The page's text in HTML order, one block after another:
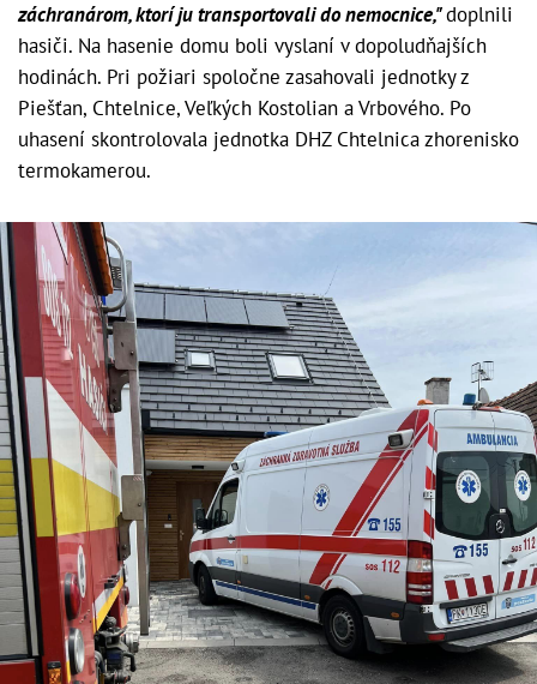
záchranárom, ktorí ju transportovali do nemocnice,"doplnili
hasiči. Na hasenie domu boli vyslaní v dopoludňajších
hodinách. Pri požiari spoločne zasahovali jednotky z
Piešťan, Chtelnice, Veľkých Kostolian a Vrbového. Po
uhasení skontrolovala jednotka DHZ Chtelnica zhorenisko
termokamerou.